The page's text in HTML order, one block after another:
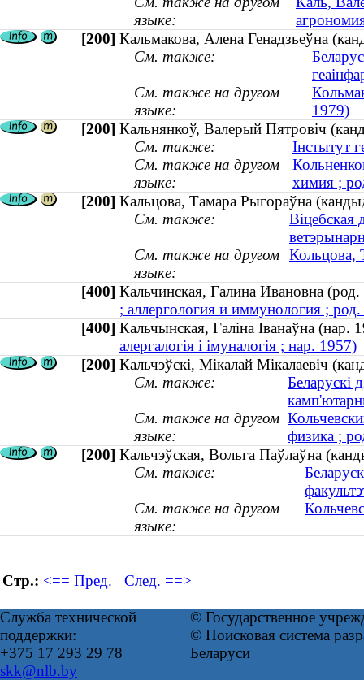
языке:
[200] Кальмакова, Алена Генадзьеўна
См. также:
См. также на другом
языке:
1979)
[200] Кальнянкоў, Валерый Пятровіч
См. также:
Інстытут
См. также на другом
языке:
химия ;
[200] Кальцова, Тамара Рыгораўна
См. также:
Віцебская
См. также на другом
языке:
Кольцова,
[400] Кальчинская, Галина Ивановна
; аллергология и иммунология ;
[400] Кальчынская, Галіна Іванаўна
алергалогія і імуналогія ; нар. 1957)
[200] Кальчэўскі, Мікалай Мікалаевіч
См. также:
Беларускі
См. также на другом
языке:
физика ;
[200] Кальчэўская, Вольга Паўлаўна
См. также:
См. также на другом
языке:
Стр.: <== Пред. След. ==>
Служба технической
поддержки:
+375 17 293 29 78
skk@nlb.by
© Государственное
© Поисковая система
Беларуси